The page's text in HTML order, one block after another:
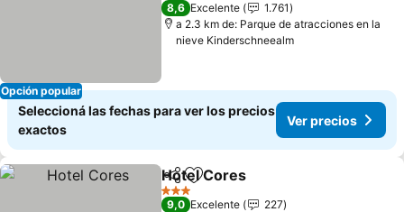
Opción popular
8,6 Excelente
1.761
a 2.3 km de: Parque de atracciones en la
nieve Kinderschneealm
Seleccioná las fechas para ver los precios
exactos
Ver precios
CompartirAñadir a favoritos
Hotel Cores
3 Estrellas
9,0 Excelente
227